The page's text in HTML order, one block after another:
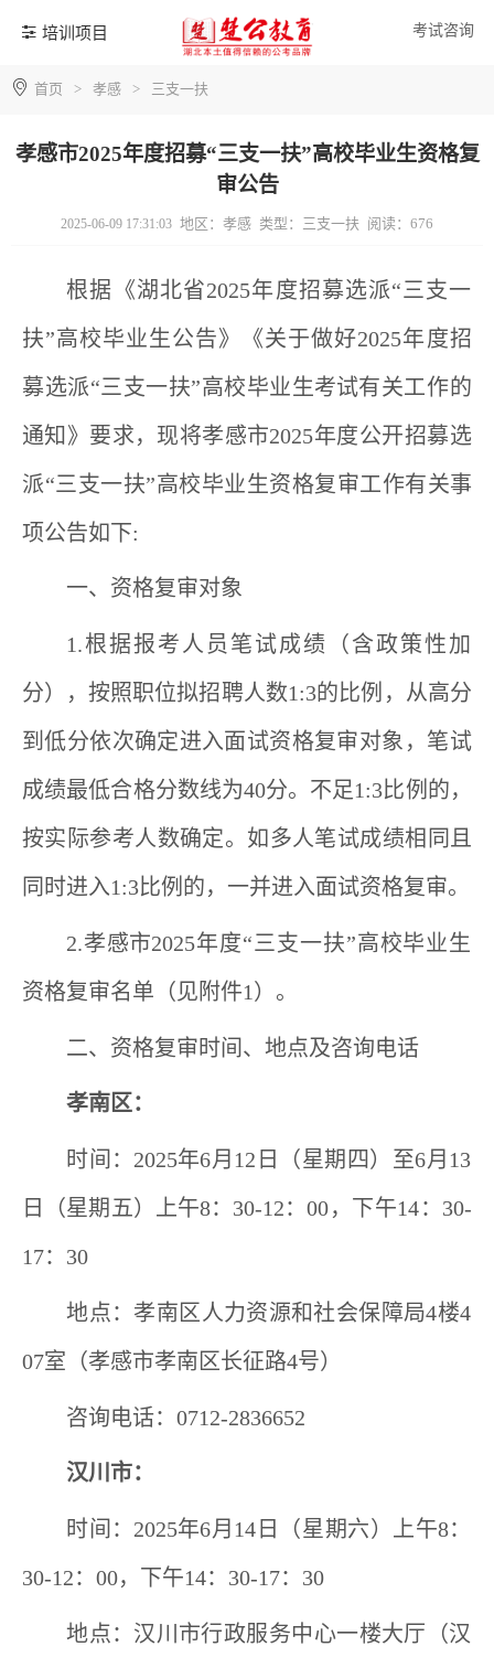
培训项目 考试咨询
首页 > 孝感 > 三支一扶
孝感市2025年度招募“三支一扶”高校毕业生资格复
审公告
2025-06-09 17:31:03 地区：孝感 类型：三支一扶 阅读：676
根据《湖北省2025年度招募选派“三支一
扶”高校毕业生公告》
《关于做好2025年度招
募选派“三支一扶”高校毕业生考试有关工作的
通知》要求，现将孝感市2025年度公开招募选
派“三支一扶”高校毕业生资格复审工作有关事
项公告如下:
一、资格复审对象
1 .根据报考人员笔试成绩
（含政策性加
分）
，按照职位拟招聘人数1:3的比例，从高分
到低分依次确定进入面试资格复审对象， 笔试
成绩最低合格分数线为40分。 不足1:3比例的，
按实际参考人数确定。如多人笔试成绩相同且
同时进入1:3比例的，一并进入面试资格复审。
2.孝感市2025年度“三支一扶”高校毕业生
资格复审名单（见附件1 ）。
二、资格复审时间、地点及咨询电话
孝南区：
时间： 2025年6月 1 2 日（星期四）至6月 1 3
日（星期五）上午8： 30-12： 00，下午14： 30-
17： 30
地点：孝南区人力资源和社会保障局4楼4
07室（孝感市孝南区长征路4号）
咨询电话：0712-2836652
汉川市：
时间： 2025年6月 14 日（星期六）上午8：
30-12： 00，下午14： 30-17： 30
地点：汉川市行政服务中心一楼大厅（汉